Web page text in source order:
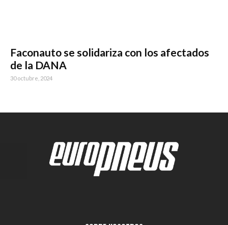
Faconauto se solidariza con los afectados
de la DANA
30 octubre, 2024